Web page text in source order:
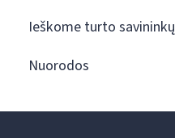
Ieškome turto savininkų
Nuorodos